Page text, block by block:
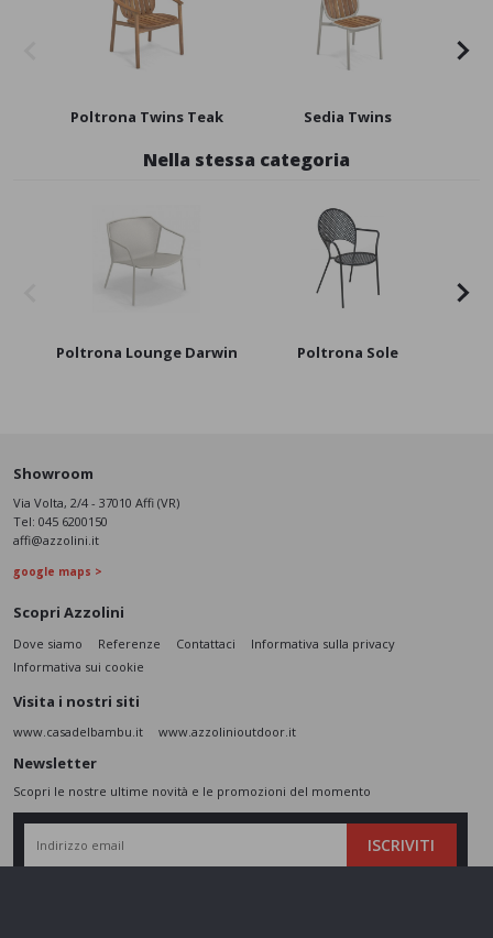
Poltrona Twins Teak Sedia Twins
Nella stessa categoria
Poltrona Lounge Darwin Poltrona Sole
Showroom
Via Volta, 2/4 - 37010 Affi (VR)
Tel: 045 6200150
affi@azzolini.it
google maps >
Scopri Azzolini
Dove siamo Referenze Contattaci
Informativa sulla privacy
Informativa sui cookie
Visita i nostri siti
www.casadelbambu.it www.azzolinioutdoor.it
Newsletter
Scopri le nostre ultime novità e le promozioni del momento
ISCRIVITI